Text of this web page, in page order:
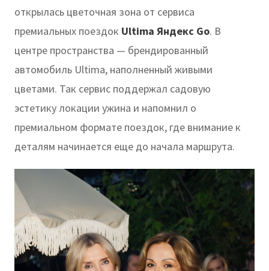
открылась цветочная зона от сервиса
премиальных поездок Ultima Яндекс Go. В
центре пространства — брендированный
автомобиль Ultima, наполненный живыми
цветами. Так сервис поддержал садовую
эстетику локации ужина и напомнил о
премиальном формате поездок, где внимание к
деталям начинается еще до начала маршрута.